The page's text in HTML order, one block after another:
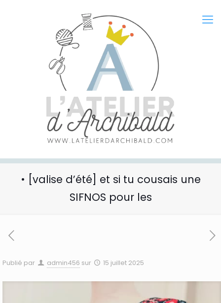
• [valise d’été] et si tu cousais une
SIFNOS pour les
Publié par admin456 sur 15 juillet 2025